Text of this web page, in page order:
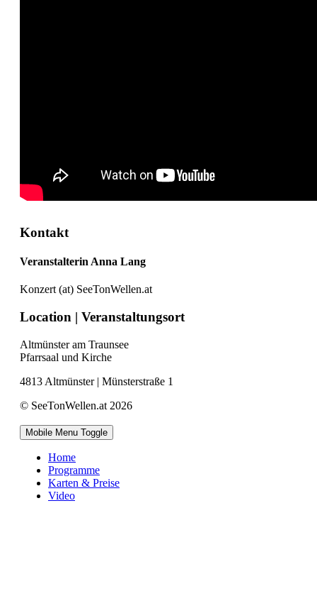
Kontakt
Veranstalterin Anna Lang
Konzert (at) SeeTonWellen.at
Location | Veranstaltungsort
Altmünster am Traunsee
Pfarrsaal und Kirche
4813 Altmünster | Münsterstraße 1
© SeeTonWellen.at 2026
Mobile Menu Toggle
Home
Programme
Karten & Preise
Video